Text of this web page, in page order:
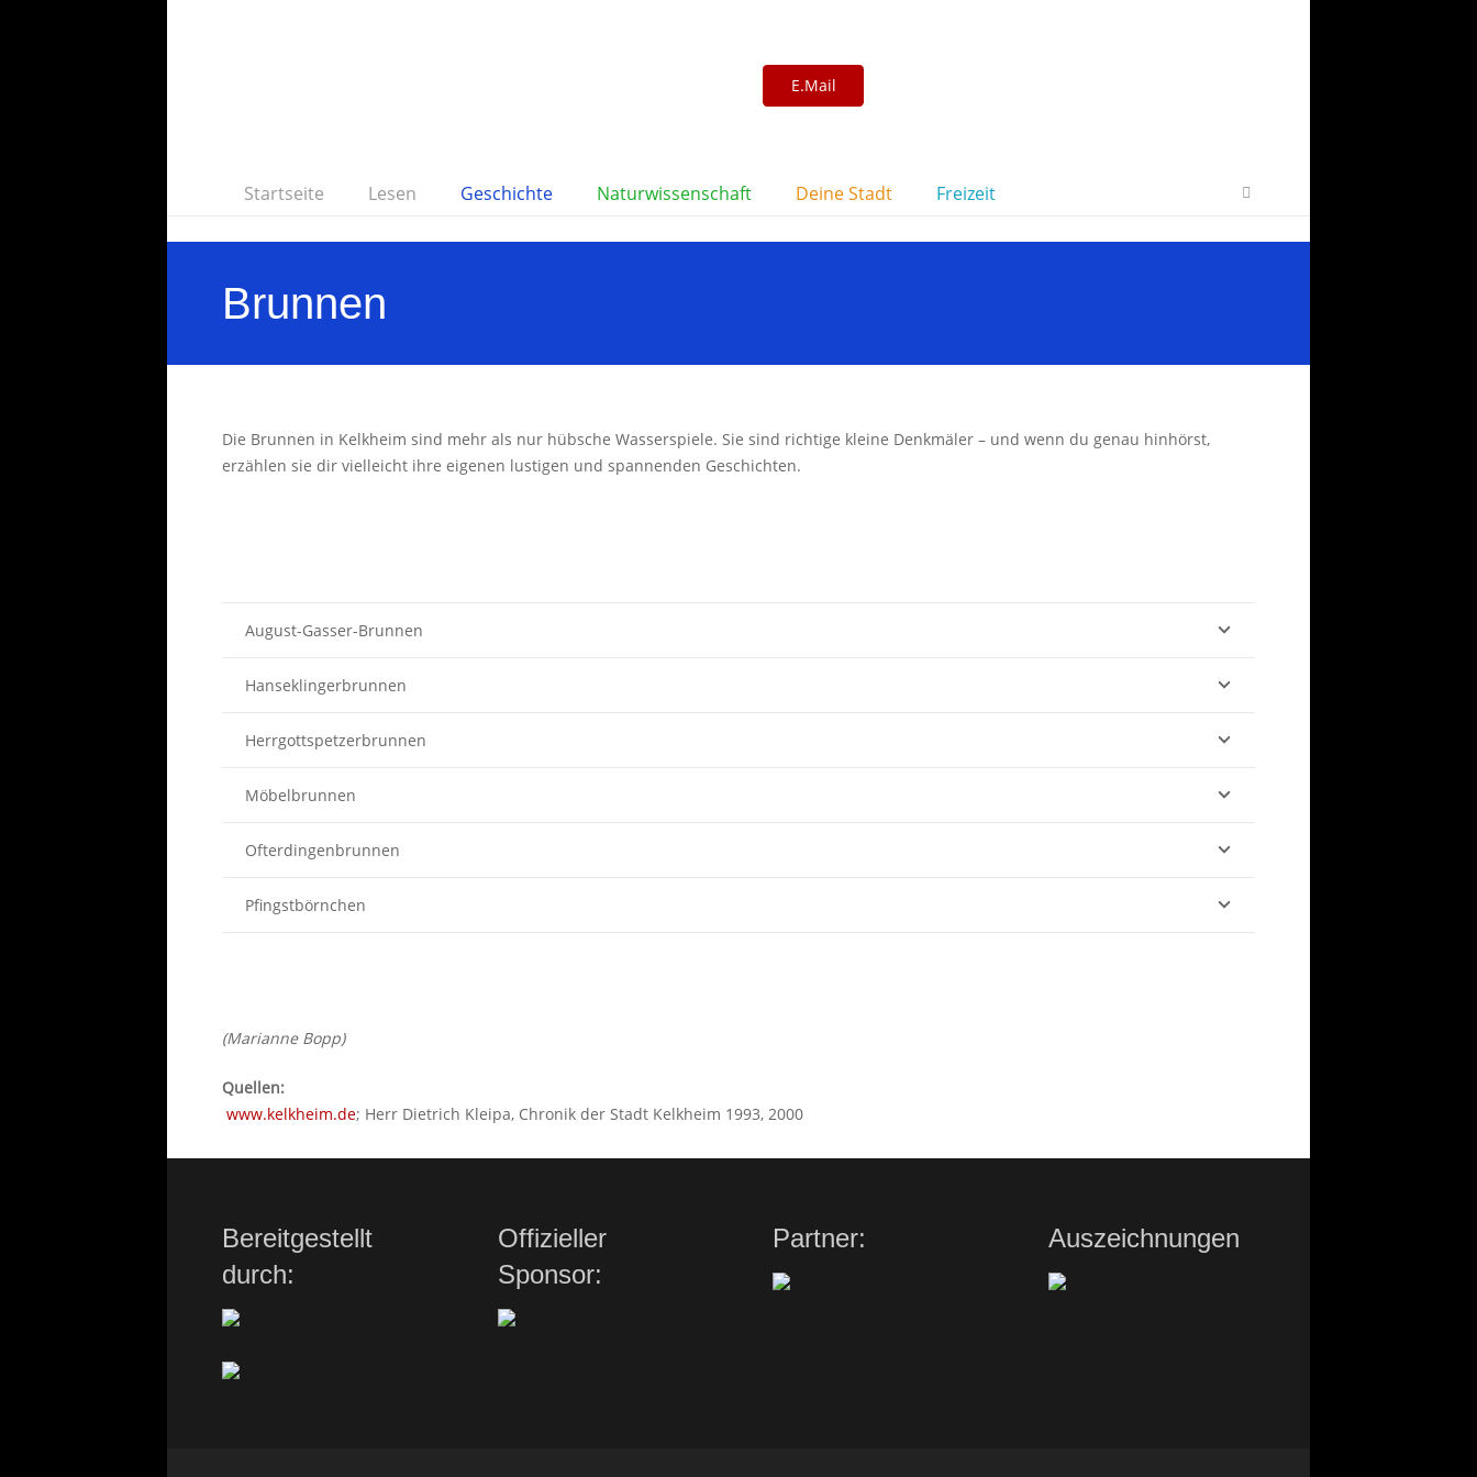
E.Mail
Startseite Lesen Geschichte Naturwissenschaft Deine Stadt Freizeit
Brunnen
Die Brunnen in Kelkheim sind mehr als nur hübsche Wasserspiele. Sie sind richtige kleine Denkmäler – und wenn du genau hinhörst,
erzählen sie dir vielleicht ihre eigenen lustigen und spannenden Geschichten.
August-Gasser-Brunnen
Hanseklingerbrunnen
Herrgottspetzerbrunnen
Möbelbrunnen
Ofterdingenbrunnen
Pfingstbörnchen
(Marianne Bopp)
Quellen:
www.kelkheim.de; Herr Dietrich Kleipa, Chronik der Stadt Kelkheim 1993, 2000
Bereitgestellt
durch:
Offizieller
Sponsor:
Partner: Auszeichnungen